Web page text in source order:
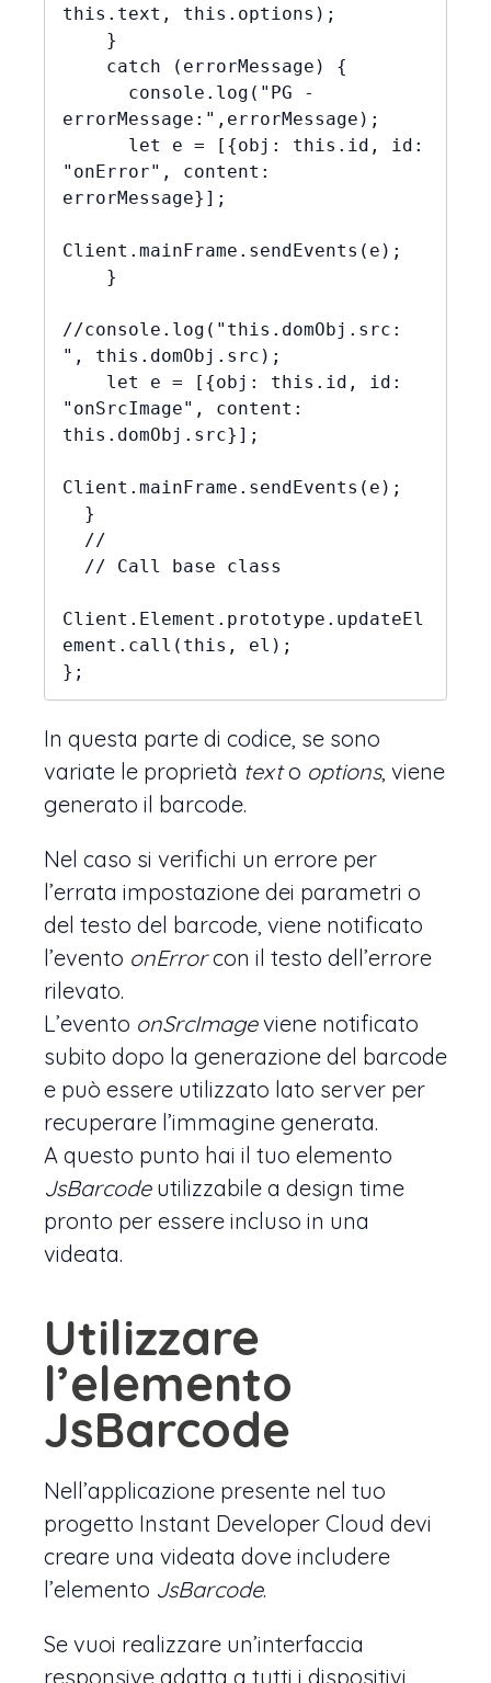
this.text, this.options);
}
catch (errorMessage) {
console.log("PG -
errorMessage:",errorMessage);
let e = [{obj: this.id, id:
"onError", content:
errorMessage}];
Client.mainFrame.sendEvents(e);
}
//console.log("this.domObj.src:
", this.domObj.src);
let e = [{obj: this.id, id:
"onSrcImage", content:
this.domObj.src}];
Client.mainFrame.sendEvents(e);
}
//
// Call base class
Client.Element.prototype.updateEl
ement.call(this, el);
};
In questa parte di codice, se sono
variate le proprietà texto options, viene
generato il barcode.
Nel caso si verifichi un errore per
l’errata impostazione dei parametri o
del testo del barcode, viene notificato
l’evento onErrorcon il testo dell’errore
rilevato.
L’evento onSrcImageviene notificato
subito dopo la generazione del barcode
e può essere utilizzato lato server per
recuperare l’immagine generata.
A questo punto hai il tuo elemento
JsBarcodeutilizzabile a design time
pronto per essere incluso in una
videata.
Utilizzare
l’elemento
JsBarcode
Nell’applicazione presente nel tuo
progetto Instant Developer Cloud devi
creare una videata dove includere
l’elemento JsBarcode.
Se vuoi realizzare un’interfaccia
responsive adatta a tutti i dispositivi,